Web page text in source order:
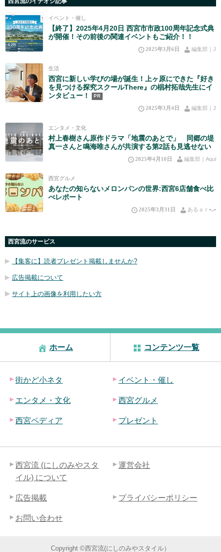
イベント・催し
【終了】2025年4月20日 西宮市市政100周年記念式典
が開催！その前後の関連イベントもご紹介！！
2025年3月6日 編集部｜J
生活
西宮に新しい学びの場が誕生！上ヶ原にできた『好き
を見つける探究スクールThere』の椙村拓哉先生にイ
ンタビュー！
PR
2025年3月4日 編集部｜J
エンタメ・文化
村上春樹さん原作ドラマ「地震のあとで」 同郷の堤
真一さんと鳴海唯さんが共演する第2話も見逃せない
2025年4月10日 編集部｜Aqui
西宮グルメ
あなたの知らないメロンパンの世界:西宮6店舗食べ比
べレポート
2025年3月31日 あるａｒ•⁠ᴗ⁠•⁠
西宮流のサービス
【集客に】読者プレゼント掲載しませんか?
広告掲載について
サイト上の画像を利用したい方
ホーム コンテンツ一覧
街かど小ネタ イベント・催し
エンタメ・文化 西宮グルメ
西宮ペディア プレゼント
西宮流 (にしのみやスタ
イル) について
運営会社
広告掲載 プライバシーポリシー
お問い合わせ
Copyright ©西宮流(にしのみやスタイル）